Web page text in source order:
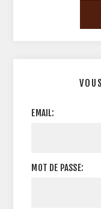
EMAIL:
MOT DE PASSE: